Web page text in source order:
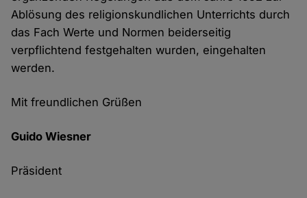
Ablösung des religionskundlichen Unterrichts durch
das Fach Werte und Normen beiderseitig
verpflichtend festgehalten wurden, eingehalten
werden.
Mit freundlichen Grüßen
Guido Wiesner
Präsident